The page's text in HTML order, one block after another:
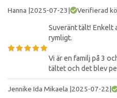
Hanna |2025-07-23 | Verifierad
Suveränt tält! Enkelt
rymligt.
Vi är en familj på 3
tältet och det blev
Jennike Ida Mikaela |2025-07-22 |